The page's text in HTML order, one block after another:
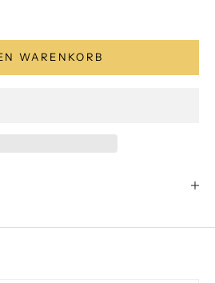
WARENKORB